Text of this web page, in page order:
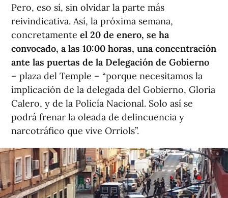
Pero, eso sí, sin olvidar la parte más
reivindicativa. Así, la próxima semana,
concretamente el 20 de enero, se ha
convocado, a las 10:00 horas, una concentración
ante las puertas de la Delegación de Gobierno
– plaza del Temple – “porque necesitamos la
implicación de la delegada del Gobierno, Gloria
Calero, y de la Policía Nacional. Solo así se
podrá frenar la oleada de delincuencia y
narcotráfico que vive Orriols”.